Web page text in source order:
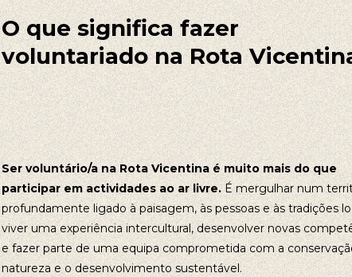
O que significa fazer
voluntariado na Rota
Ser voluntário/a na Rota Vicentina é muito mais do que
participar em actividades ao ar livre.É mergulhar num
profundamente ligado à paisagem, às pessoas e às tradições
viver uma experiência intercultural, desenvolver novas
e fazer parte de uma equipa comprometida com a
natureza e o desenvolvimento sustentável.